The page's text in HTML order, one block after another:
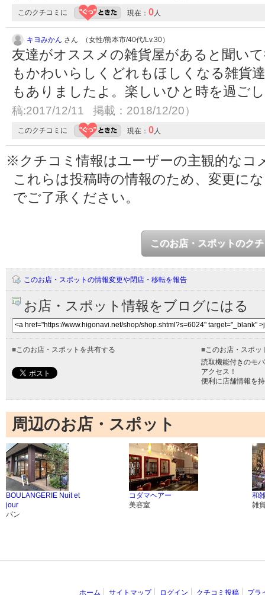
このクチコミに 現在： 0 人
キヨみかん さん （女性/熊本市/40代/Lv.30）
友達がオススメの雑貨屋があると聞い
もかわいらしくどれもほしくなる雑貨
もありましたよ。楽しいひと時を過ご
稿:2017/12/11 掲載：2018/12/20）
このクチコミに 現在： 0 人
※クチコミ情報はユーザーの主観的なコ
これらは投稿時の情報のため、変更に
でご了承ください。
このお店・スポットのク
このお店・スポットの情報変更や閉店・移転を報告
お店・スポット情報をブログにはる
■ このお店・スポットを共有する ■ このお店・スポ
読取機能付きのモ
アクセス！
便利に店舗情報を
周辺のお店・スポット
BOULANGERIE Nuit et
jour
パン
コダマヘアー
美容室
和
雑
ホーム サイトマップ ログイン クチコミ投稿 プラ